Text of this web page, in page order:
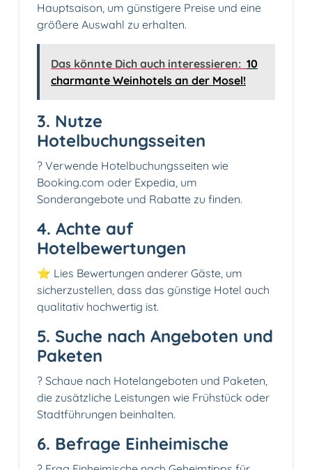
Hauptsaison, um günstigere Preise und eine
größere Auswahl zu erhalten.
Das könnte Dich auch interessieren: 10
charmante Weinhotels an der Mosel!
3. Nutze
Hotelbuchungsseiten
? Verwende Hotelbuchungsseiten wie
Booking.com oder Expedia, um
Sonderangebote und Rabatte zu finden.
4. Achte auf
Hotelbewertungen
⭐ Lies Bewertungen anderer Gäste, um
sicherzustellen, dass das günstige Hotel auch
qualitativ hochwertig ist.
5. Suche nach Angeboten und
Paketen
? Schaue nach Hotelangeboten und Paketen,
die zusätzliche Leistungen wie Frühstück oder
Stadtführungen beinhalten.
6. Befrage Einheimische